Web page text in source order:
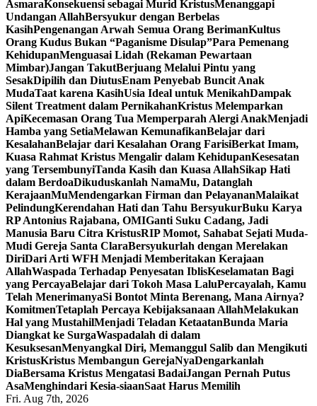
AsmaraKonsekuensi sebagai Murid KristusMenanggapi
Undangan AllahBersyukur dengan Berbelas
KasihPengenangan Arwah Semua Orang BerimanKultus
Orang Kudus Bukan “Paganisme Disulap”Para Pemenang
KehidupanMenguasai Lidah (Rekaman Pewartaan
Mimbar)Jangan TakutBerjuang Melalui Pintu yang
SesakDipilih dan DiutusEnam Penyebab Buncit Anak
MudaTaat karena KasihUsia Ideal untuk MenikahDampak
Silent Treatment dalam PernikahanKristus Melemparkan
ApiKecemasan Orang Tua Memperparah Alergi AnakMenjadi
Hamba yang SetiaMelawan KemunafikanBelajar dari
KesalahanBelajar dari Kesalahan Orang FarisiBerkat Imam,
Kuasa Rahmat Kristus Mengalir dalam KehidupanKesesatan
yang TersembunyiTanda Kasih dan Kuasa AllahSikap Hati
dalam BerdoaDikuduskanlah NamaMu, Datanglah
KerajaanMuMendengarkan Firman dan PelayananMalaikat
PelindungKerendahan Hati dan Tahu BersyukurBuku Karya
RP Antonius Rajabana, OMIGanti Suku Cadang, Jadi
Manusia Baru Citra KristusRIP Momot, Sahabat Sejati Muda-
Mudi Gereja Santa ClaraBersyukurlah dengan Merelakan
DiriDari Arti WFH Menjadi Memberitakan Kerajaan
AllahWaspada Terhadap Penyesatan IblisKeselamatan Bagi
yang PercayaBelajar dari Tokoh Masa LaluPercayalah, Kamu
Telah MenerimanyaSi Bontot Minta Berenang, Mana Airnya?
KomitmenTetaplah Percaya Kebijaksanaan AllahMelakukan
Hal yang MustahilMenjadi Teladan KetaatanBunda Maria
Diangkat ke SurgaWaspadalah di dalam
KesuksesanMenyangkal Diri, Memanggul Salib dan Mengikuti
KristusKristus Membangun GerejaNyaDengarkanlah
DiaBersama Kristus Mengatasi BadaiJangan Pernah Putus
AsaMenghindari Kesia-siaanSaat Harus Memilih
Fri. Aug 7th, 2026